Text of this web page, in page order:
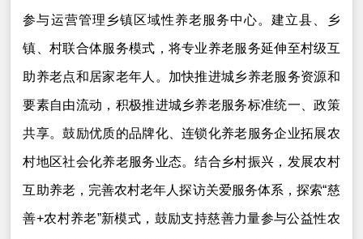
参与运营管理乡镇区域性养老服务中心。建立县、乡
镇、村联合体服务模式，将专业养老服务延伸至村级互
助养老点和居家老年人。加快推进城乡养老服务资源和
要素自由流动，积极推进城乡养老服务标准统一、政策
共享。鼓励优质的品牌化、连锁化养老服务企业拓展农
村地区社会化养老服务业态。结合乡村振兴，发展农村
互助养老，完善农村老年人探访关爱服务体系，探索“慈
善+农村养老”新模式，鼓励支持慈善力量参与公益性农